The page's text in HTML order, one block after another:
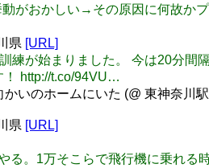
がおかしい→その原因に何故か
県 [URL]
練が始まりました。 今は20分
！ http://t.co/94VU…
いのホームにいた (@ 東神奈川
県 [URL]
る。1万そこらで飛行機に乗れ